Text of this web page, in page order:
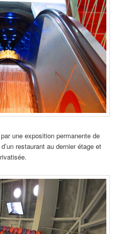
une exposition permanente de
restaurant au dernier étage et